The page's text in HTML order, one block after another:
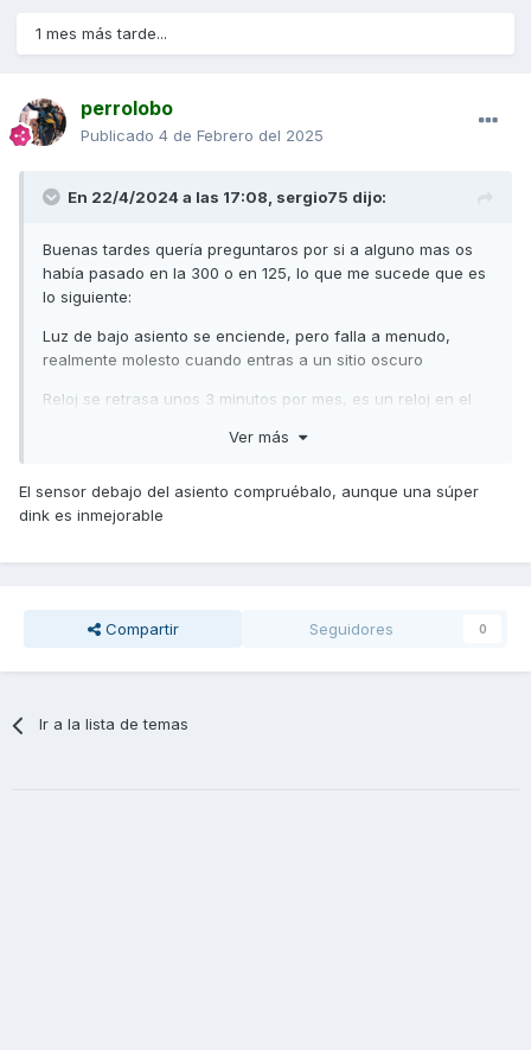
1 mes más tarde...
perrolobo
Publicado 4 de Febrero del 2025
En 22/4/2024 a las 17:08, sergio75 dijo:
Buenas tardes quería preguntaros por si a alguno mas os
había pasado en la 300 o en 125, lo que me sucede que es
lo siguiente:
Luz de bajo asiento se enciende, pero falla a menudo,
realmente molesto cuando entras a un sitio oscuro
Reloj se retrasa unos 3 minutos por mes, es un reloj en el
El nivel de gasolina a veces se vuelve un poco loquete,
aunque se restablece pronto
Ver más
El sensor debajo del asiento compruébalo, aunque una súper
dink es inmejorable
Compartir Seguidores 0
Ir a la lista de temas